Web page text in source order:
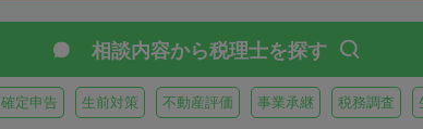
相談内容から税理士を探す
定申告 生前対策 不動産評価 事業承継 税務調査